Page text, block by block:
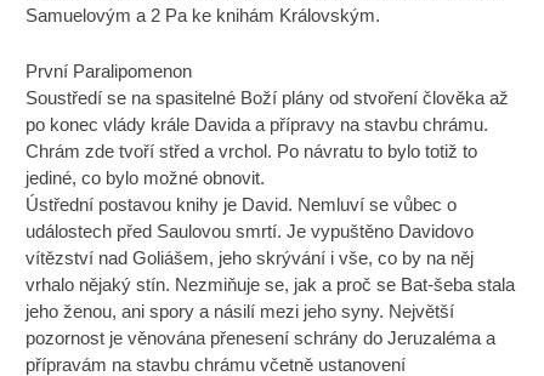
Samuelovým a 2 Pa ke knihám Královským.
První Paralipomenon
Soustředí se na spasitelné Boží plány od stvoření člověka až
po konec vlády krále Davida a přípravy na stavbu chrámu.
Chrám zde tvoří střed a vrchol. Po návratu to bylo totiž to
jediné, co bylo možné obnovit.
Ústřední postavou knihy je David. Nemluví se vůbec o
událostech před Saulovou smrtí. Je vypuštěno Davidovo
vítězství nad Goliášem, jeho skrývání i vše, co by na něj
vrhalo nějaký stín. Nezmiňuje se, jak a proč se Bat-šeba stala
jeho ženou, ani spory a násilí mezi jeho syny. Největší
pozornost je věnována přenesení schrány do Jeruzaléma a
přípravám na stavbu chrámu včetně ustanovení